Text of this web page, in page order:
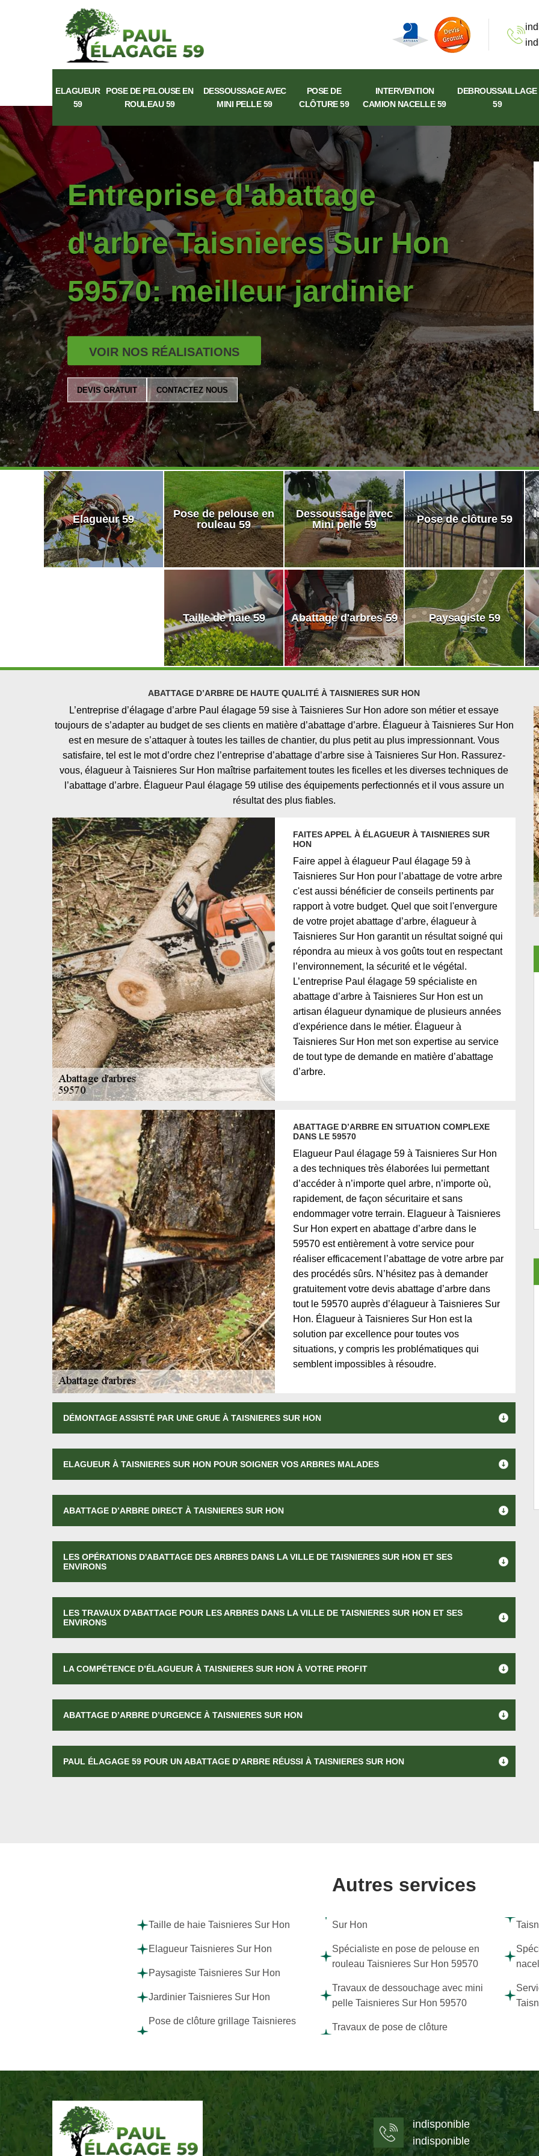
ELAGUEUR
59
POSE DE PELOUSE EN
ROULEAU 59
DESSOUSSAGE AVEC
MINI PELLE 59
POSE DE
CLÔTURE 59
INTERVENTION
CAMION NACELLE 59
DEBROUSSAILLAGE
59
Entreprise d'abattage
d'arbre Taisnieres Sur Hon
59570: meilleur jardinier
VOIR NOS RÉALISATIONS
DEVIS GRATUIT CONTACTEZ NOUS
Elagueur 59
Pose de pelouse en
rouleau 59
Dessoussage avec
Mini pelle 59
Pose de clôture 59
Taille de haie 59 Abattage d'arbres 59 Paysagiste 59
ABATTAGE D’ARBRE DE HAUTE QUALITÉ À TAISNIERES SUR HON
L’entreprise d’élagage d’arbre Paul élagage 59 sise à Taisnieres Sur Hon adore son métier et essaye
toujours de s’adapter au budget de ses clients en matière d’abattage d’arbre. Élagueur à Taisnieres Sur Hon
est en mesure de s’attaquer à toutes les tailles de chantier, du plus petit au plus impressionnant. Vous
satisfaire, tel est le mot d’ordre chez l’entreprise d’abattage d’arbre sise à Taisnieres Sur Hon. Rassurez-
vous, élagueur à Taisnieres Sur Hon maîtrise parfaitement toutes les ficelles et les diverses techniques de
l’abattage d’arbre. Élagueur Paul élagage 59 utilise des équipements perfectionnés et il vous assure un
résultat des plus fiables.
FAITES APPEL À ÉLAGUEUR À TAISNIERES SUR
HON
Faire appel à élagueur Paul élagage 59 à
Taisnieres Sur Hon pour l’abattage de votre arbre
c'est aussi bénéficier de conseils pertinents par
rapport à votre budget. Quel que soit l'envergure
de votre projet abattage d’arbre, élagueur à
Taisnieres Sur Hon garantit un résultat soigné qui
répondra au mieux à vos goûts tout en respectant
l’environnement, la sécurité et le végétal.
L’entreprise Paul élagage 59 spécialiste en
abattage d’arbre à Taisnieres Sur Hon est un
artisan élagueur dynamique de plusieurs années
d'expérience dans le métier. Élagueur à
Taisnieres Sur Hon met son expertise au service
de tout type de demande en matière d’abattage
d’arbre.
ABATTAGE D’ARBRE EN SITUATION COMPLEXE
DANS LE 59570
Elagueur Paul élagage 59 à Taisnieres Sur Hon
a des techniques très élaborées lui permettant
d’accéder à n’importe quel arbre, n’importe où,
rapidement, de façon sécuritaire et sans
endommager votre terrain. Elagueur à Taisnieres
Sur Hon expert en abattage d’arbre dans le
59570 est entièrement à votre service pour
réaliser efficacement l’abattage de votre arbre par
des procédés sûrs. N’hésitez pas à demander
gratuitement votre devis abattage d’arbre dans
tout le 59570 auprès d’élagueur à Taisnieres Sur
Hon. Élagueur à Taisnieres Sur Hon est la
solution par excellence pour toutes vos
situations, y compris les problématiques qui
semblent impossibles à résoudre.
DÉMONTAGE ASSISTÉ PAR UNE GRUE À TAISNIERES SUR HON
ELAGUEUR À TAISNIERES SUR HON POUR SOIGNER VOS ARBRES MALADES
ABATTAGE D’ARBRE DIRECT À TAISNIERES SUR HON
LES OPÉRATIONS D'ABATTAGE DES ARBRES DANS LA VILLE DE TAISNIERES SUR HON ET SES
ENVIRONS
LES TRAVAUX D'ABATTAGE POUR LES ARBRES DANS LA VILLE DE TAISNIERES SUR HON ET SES
ENVIRONS
LA COMPÉTENCE D’ÉLAGUEUR À TAISNIERES SUR HON À VOTRE PROFIT
ABATTAGE D’ARBRE D’URGENCE À TAISNIERES SUR HON
PAUL ÉLAGAGE 59 POUR UN ABATTAGE D’ARBRE RÉUSSI À TAISNIERES SUR HON
Autres services
Taille de haie Taisnieres Sur Hon
Elagueur Taisnieres Sur Hon
Paysagiste Taisnieres Sur Hon
Jardinier Taisnieres Sur Hon
Pose de clôture grillage Taisnieres
Sur Hon
Spécialiste en pose de pelouse en
rouleau Taisnieres Sur Hon 59570
Travaux de dessouchage avec mini
pelle Taisnieres Sur Hon 59570
Travaux de pose de clôture
indisponible
indisponible